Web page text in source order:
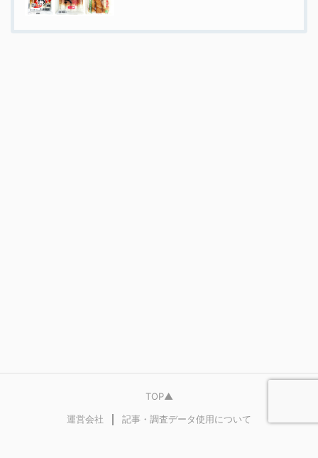
TOP▲
運営会社
｜ 記事・調査データ使用について